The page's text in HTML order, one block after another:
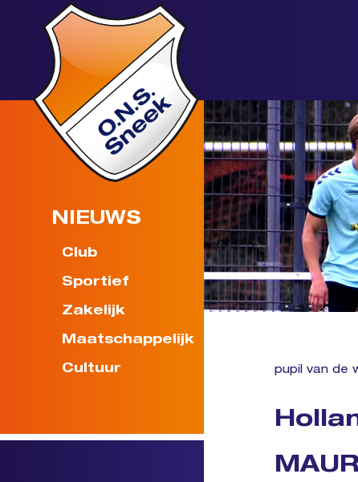
NIEUWS
Club
Sportief
Zakelijk
Maatschappelijk
Cultuur pupil van de